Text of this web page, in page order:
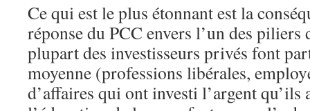
Ce qui est le plus étonnant est la
réponse du PCC envers l’un des
plupart des investisseurs privés font
moyenne (professions libérales,
d’affaires qui ont investi l’argent qu’ils